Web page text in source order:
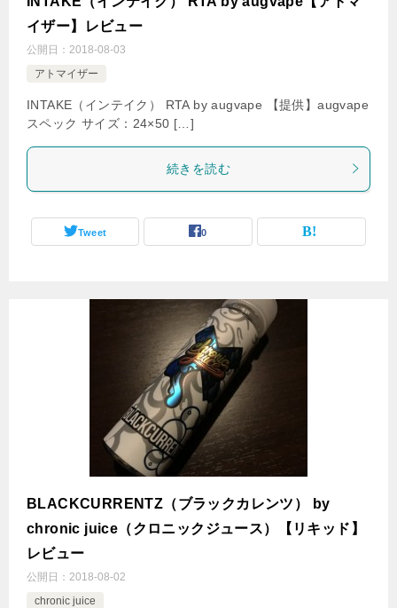
イザー】レビュー
公開日： 2018-08-03
アトマイザー
INTAKE（インテイク） RTA by augvape 【提供】augvape
スペック サイズ：24×50 […]
続きを読む
Tweet 0
BLACKCURRENTZ（ブラックカレンツ） by
chronic juice（クロニックジュース）【リキッド】
レビュー
公開日： 2018-08-02
chronic juice